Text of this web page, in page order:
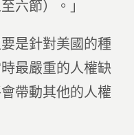
六節）。」
是針對美國的種
最嚴重的人權缺
帶動其他的人權